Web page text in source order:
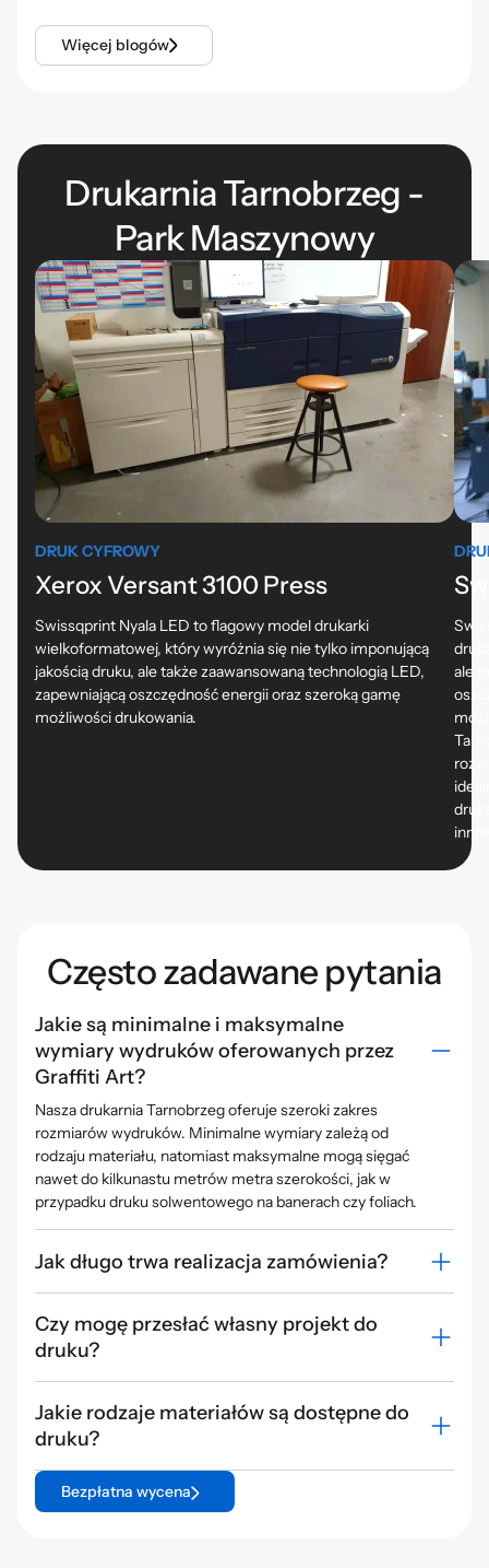
Więcej blogów
Drukarnia Tarnobrzeg -
Park Maszynowy
DRUK CYFROWY
Xerox Versant 3100 Press
Swissqprint Nyala LED to flagowy model drukarki
wielkoformatowej, który wyróżnia się nie tylko imponującą
jakością druku, ale także zaawansowaną technologią LED,
zapewniającą oszczędność energii oraz szeroką gamę
możliwości drukowania.
ale
Często zadawane pytania
Jakie są minimalne i maksymalne
wymiary wydruków oferowanych przez
Graffiti Art?
Nasza drukarnia Tarnobrzeg oferuje szeroki zakres
rozmiarów wydruków. Minimalne wymiary zależą od
rodzaju materiału, natomiast maksymalne mogą sięgać
nawet do kilkunastu metrów metra szerokości, jak w
przypadku druku solwentowego na banerach czy foliach.
Jak długo trwa realizacja zamówienia?
Czy mogę przesłać własny projekt do
druku?
Jakie rodzaje materiałów są dostępne do
druku?
Bezpłatna wycena